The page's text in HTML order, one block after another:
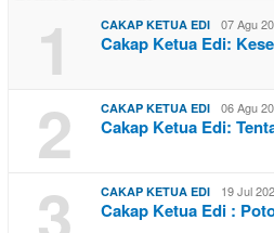
1 CAKAP KETUA EDI 07 Agu
Cakap Ketua Edi:
2 CAKAP KETUA EDI 06 Agu
Cakap Ketua Edi:
CAKAP KETUA EDI 19 Jul
Cakap Ketua Edi :